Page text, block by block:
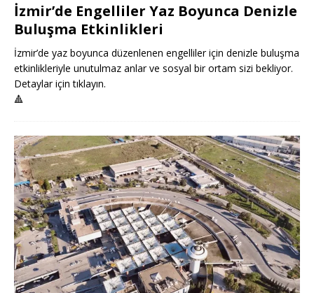
İzmir’de Engelliler Yaz Boyunca Denizle
Buluşma Etkinlikleri
İzmir’de yaz boyunca düzenlenen engelliler için denizle buluşma
etkinlikleriyle unutulmaz anlar ve sosyal bir ortam sizi bekliyor.
Detaylar için tıklayın.
🔺